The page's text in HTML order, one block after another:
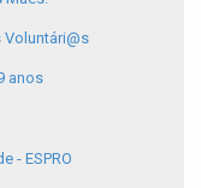
Voluntári@s
anos
- ESPRO